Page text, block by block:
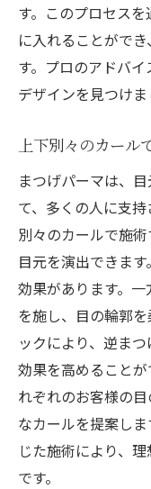
す。このプロセス
に入れることがで
す。プロのアドバ
デザインを見つけま
上下別々のカール
まつげパーマは、
て、多くの人に支
別々のカールで施
目元を演出できま
効果があります。
を施し、目の輪郭
ックにより、逆ま
効果を高めること
れぞれのお客様の
なカールを提案し
じた施術により、
です。